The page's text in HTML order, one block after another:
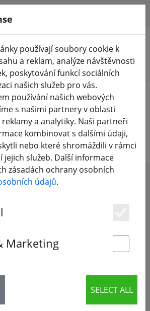
Nástroj
a vybavení dílny
SHOW FILTERS
používají soubory cookie k
a reklam, analýze návštěvnosti
poskytování funkcí sociálních
našich služeb pro vás.
používání našich webových
s našimi partnery v oblasti
a analytiky. Naši partneři
kombinovat s dalšími údaji,
nebo které shromáždili v rámci
jejich služeb. Další informace
zásadách ochrany osobních
údajů.
Marketing
SELECT ALL